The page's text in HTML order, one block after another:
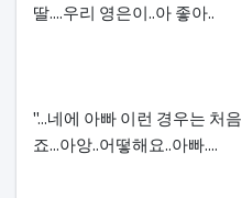
딸....우리 영은이..아 좋아..
"...네에 아빠 이런 경우는 처
죠...아앙..어떻해요..아빠....